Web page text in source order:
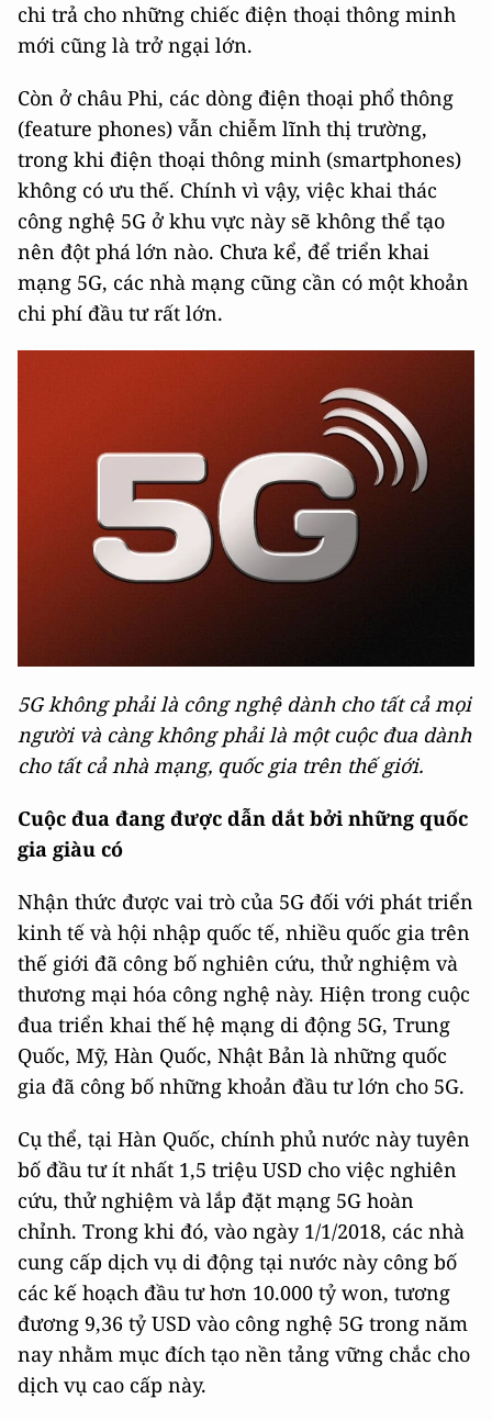
chi trả cho những chiếc điện thoại thông minh
mới cũng là trở ngại lớn.
Còn ở châu Phi, các dòng điện thoại phổ thông
(feature phones) vẫn chiễm lĩnh thị trường,
trong khi điện thoại thông minh (smartphones)
không có ưu thế. Chính vì vậy, việc khai thác
công nghệ 5G ở khu vực này sẽ không thể tạo
nên đột phá lớn nào. Chưa kể, để triển khai
mạng 5G, các nhà mạng cũng cần có một khoản
chi phí đầu tư rất lớn.
5G không phải là công nghệ dành cho tất cả mọi
người và càng không phải là một cuộc đua dành
cho tất cả nhà mạng, quốc gia trên thế giới.
Cuộc đua đang được dẫn dắt bởi những quốc
gia giàu có
Nhận thức được vai trò của 5G đối với phát triển
kinh tế và hội nhập quốc tế, nhiều quốc gia trên
thế giới đã công bố nghiên cứu, thử nghiệm và
thương mại hóa công nghệ này. Hiện trong cuộc
đua triển khai thế hệ mạng di động 5G, Trung
Quốc, Mỹ, Hàn Quốc, Nhật Bản là những quốc
gia đã công bố những khoản đầu tư lớn cho 5G.
Cụ thể, tại Hàn Quốc, chính phủ nước này tuyên
bố đầu tư ít nhất 1,5 triệu USD cho việc nghiên
cứu, thử nghiệm và lắp đặt mạng 5G hoàn
chỉnh. Trong khi đó, vào ngày 1/1/2018, các nhà
cung cấp dịch vụ di động tại nước này công bố
các kế hoạch đầu tư hơn 10.000 tỷ won, tương
đương 9,36 tỷ USD vào công nghệ 5G trong năm
nay nhằm mục đích tạo nền tảng vững chắc cho
dịch vụ cao cấp này.